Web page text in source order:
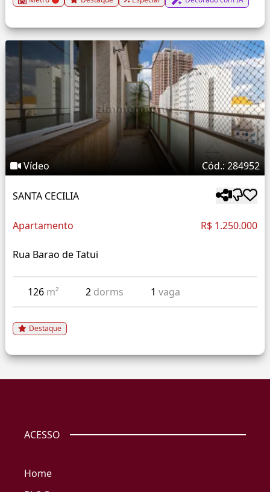
Vídeo Cód.: 284952
SANTA CECILIA
Apartamento R$ 1.250.000
Rua Barao de Tatui
126 m² 2 dorms 1vaga
Destaque
ACESSO
Home